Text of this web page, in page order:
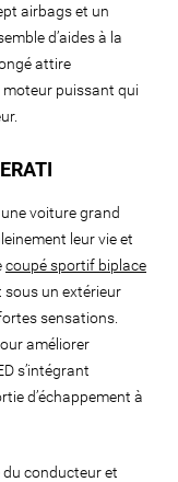
airbags et un
d’aides à la
attire
puissant qui
voiture grand
leur vie et
coupé sportif biplace
un extérieur
sensations.
améliorer
s’intégrant
d’échappement à
conducteur et